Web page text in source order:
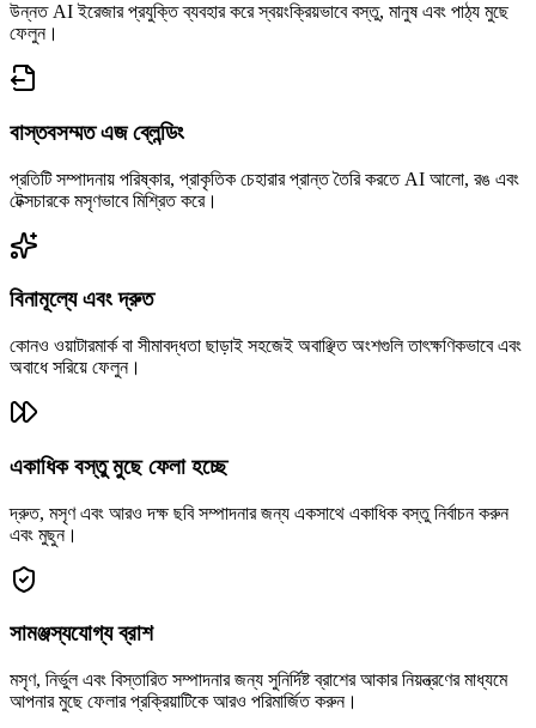
উন্নত AI ইরেজার প্রযুক্তি ব্যবহার করে স্বয়ংক্রিয়ভাবে বস্তু, মানুষ এবং পাঠ্য মুছে
ফেলুন।
বাস্তবসম্মত এজ ব্লেন্ডিং
প্রতিটি সম্পাদনায় পরিষ্কার, প্রাকৃতিক চেহারার প্রান্ত তৈরি করতে AI আলো, রঙ এবং
টেক্সচারকে মসৃণভাবে মিশ্রিত করে।
বিনামূল্যে এবং দ্রুত
কোনও ওয়াটারমার্ক বা সীমাবদ্ধতা ছাড়াই সহজেই অবাঞ্ছিত অংশগুলি তাৎক্ষণিকভাবে এবং
অবাধে সরিয়ে ফেলুন।
একাধিক বস্তু মুছে ফেলা হচ্ছে
দ্রুত, মসৃণ এবং আরও দক্ষ ছবি সম্পাদনার জন্য একসাথে একাধিক বস্তু নির্বাচন করুন
এবং মুছুন।
সামঞ্জস্যযোগ্য ব্রাশ
মসৃণ, নির্ভুল এবং বিস্তারিত সম্পাদনার জন্য সুনির্দিষ্ট ব্রাশের আকার নিয়ন্ত্রণের মাধ্যমে
আপনার মুছে ফেলার প্রক্রিয়াটিকে আরও পরিমার্জিত করুন।